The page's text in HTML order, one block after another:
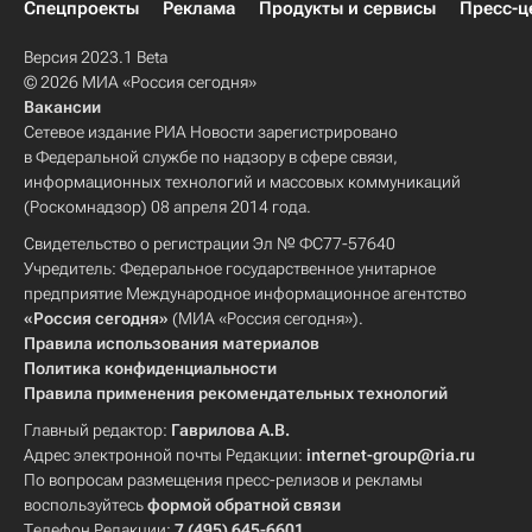
Детские вопросы
Россия
Спецпроекты
Реклама Продукты и сервисы Пресс-
Версия 2023.1 Beta
© 2026 МИА «Россия сегодня»
Вакансии
Сетевое издание РИА Новости зарегистрировано
в Федеральной службе по надзору в сфере связи,
информационных технологий и массовых коммуникаций
(Роскомнадзор) 08 апреля 2014 года.
Свидетельство о регистрации Эл № ФС77-57640
Учредитель: Федеральное государственное унитарное
предприятие Международное информационное агентство
«Россия сегодня» (МИА «Россия сегодня»).
Правила использования материалов
Политика конфиденциальности
Правила применения рекомендательных технологий
Главный редактор: Гаврилова А.В.
Адрес электронной почты Редакции: internet-group@ria.ru
По вопросам размещения пресс-релизов и рекламы
воспользуйтесьформой обратной связи